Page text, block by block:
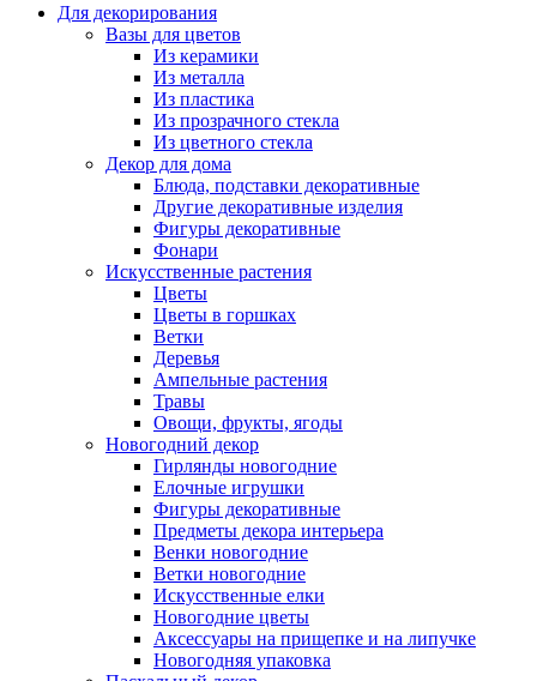
Для декорирования
Вазы для цветов
Из керамики
Из металла
Из пластика
Из прозрачного стекла
Из цветного стекла
Декор для дома
Блюда, подставки декоративные
Другие декоративные изделия
Фигуры декоративные
Фонари
Искусственные растения
Цветы
Цветы в горшках
Ветки
Деревья
Ампельные растения
Травы
Овощи, фрукты, ягоды
Новогодний декор
Гирлянды новогодние
Елочные игрушки
Фигуры декоративные
Предметы декора интерьера
Венки новогодние
Ветки новогодние
Искусственные елки
Новогодние цветы
Аксессуары на прищепке и на липучке
Новогодняя упаковка